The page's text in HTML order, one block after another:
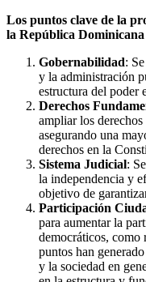
Los puntos clave de la
la República
Gobernabilidad:
y la administración
estructura del poder
Derechos
ampliar los
asegurando una
derechos en la
Sistema Judicial:
la independencia y
objetivo de
Participación
para aumentar la
democráticos, como
puntos han
y la sociedad en